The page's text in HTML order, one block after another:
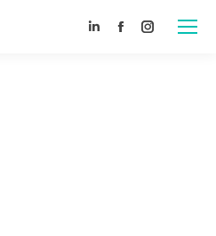
LinkedinFacebook
Instagram